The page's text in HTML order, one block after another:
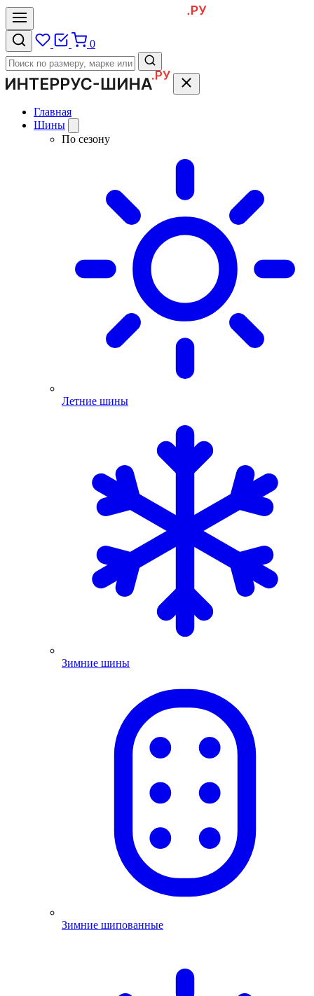
0
Главная
Шины
По сезону
Летние шины
Зимние шины
Зимние шипованные